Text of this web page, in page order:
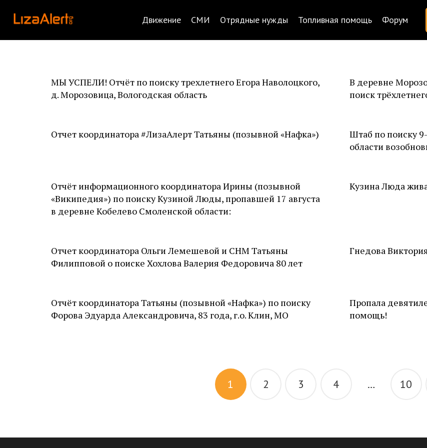
Движение СМИ Отрядные нужды Топливная помощь Форум
МЫ УСПЕЛИ! Отчёт по поиску трехлетнего Егора Наволоцкого,
д. Морозовица, Вологодская область
В деревне
поиск
Отчет координатора #ЛизаАлерт Татьяны (позывной «Нафка»)
Штаб по поиску
области
Отчёт информационного координатора Ирины (позывной
«Википедия») по поиску Кузиной Люды, пропавшей 17 августа
в деревне Кобелево Смоленской области:
Кузина Люда
Отчет координатора Ольги Лемешевой и СНМ Татьяны
Филипповой о поиске Хохлова Валерия Федоровича 80 лет
Гнедова
Отчëт координатора Татьяны (позывной «Нафка») по поиску
Форова Эдуарда Александровича, 83 года, г.о. Клин, МО
Пропала
помощь!
1 2 3 4 … 10